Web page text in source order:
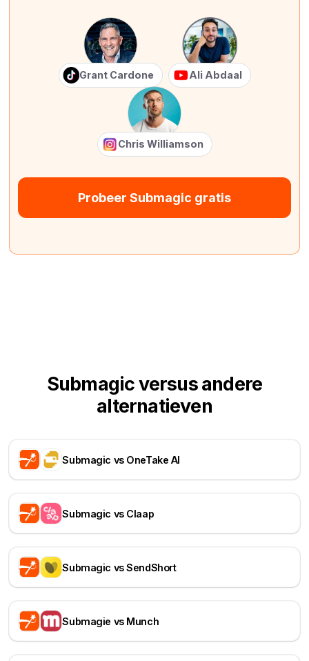
Grant Cardone Ali Abdaal
Chris Williamson
Probeer Submagic gratis
Submagic versus andere
alternatieven
Submagic vs OneTake AI
Submagic vs Claap
Submagic vs SendShort
Submagie vs Munch